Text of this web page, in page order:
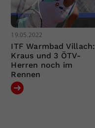
19.05.2022
ITF Warmbad Villach:
Kraus und 3 ÖTV-
Herren noch im
Rennen